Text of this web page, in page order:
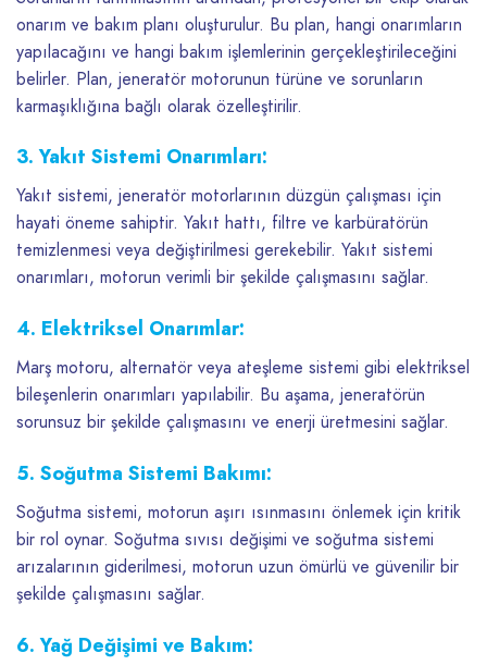
onarım ve bakım planı oluşturulur. Bu plan, hangi onarımların
yapılacağını ve hangi bakım işlemlerinin gerçekleştirileceğini
belirler. Plan, jeneratör motorunun türüne ve sorunların
karmaşıklığına bağlı olarak özelleştirilir.
3. Yakıt Sistemi Onarımları:
Yakıt sistemi, jeneratör motorlarının düzgün çalışması için
hayati öneme sahiptir. Yakıt hattı, filtre ve karbüratörün
temizlenmesi veya değiştirilmesi gerekebilir. Yakıt sistemi
onarımları, motorun verimli bir şekilde çalışmasını sağlar.
4. Elektriksel Onarımlar:
Marş motoru, alternatör veya ateşleme sistemi gibi elektriksel
bileşenlerin onarımları yapılabilir. Bu aşama, jeneratörün
sorunsuz bir şekilde çalışmasını ve enerji üretmesini sağlar.
5. Soğutma Sistemi Bakımı:
Soğutma sistemi, motorun aşırı ısınmasını önlemek için kritik
bir rol oynar. Soğutma sıvısı değişimi ve soğutma sistemi
arızalarının giderilmesi, motorun uzun ömürlü ve güvenilir bir
şekilde çalışmasını sağlar.
6. Yağ Değişimi ve Bakım: